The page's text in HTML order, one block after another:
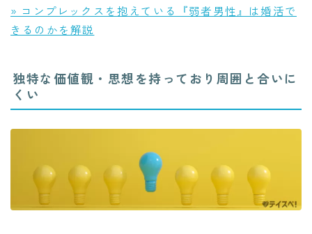
» コンプレックスを抱えている『弱者男性』は婚活で
きるのかを解説
独特な価値観・思想を持っており周囲と合いに
くい